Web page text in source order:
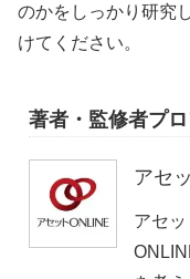
のかをしっかり研究
けてください。
著者・監修者プ
アセ
アセ